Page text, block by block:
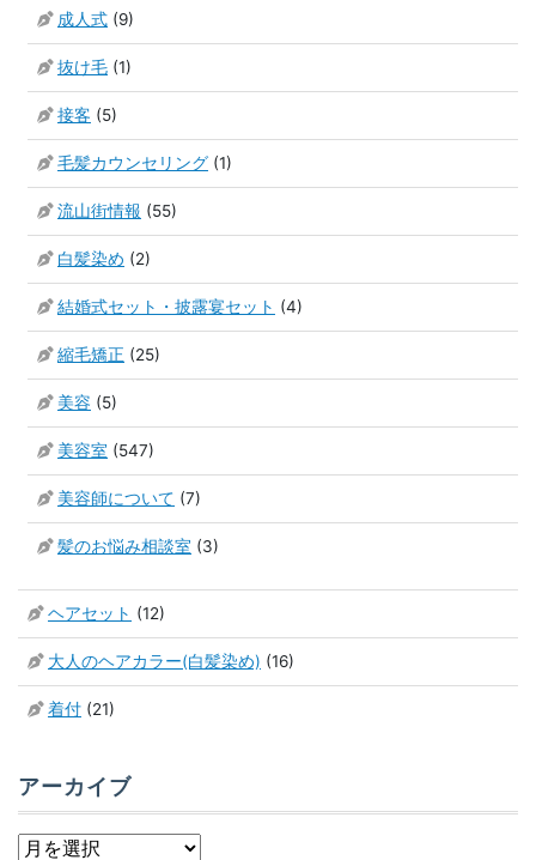
成人式 (9)
抜け毛 (1)
接客 (5)
毛髪カウンセリング (1)
流山街情報 (55)
白髪染め (2)
結婚式セット・披露宴セット (4)
縮毛矯正 (25)
美容 (5)
美容室 (547)
美容師について (7)
髪のお悩み相談室 (3)
ヘアセット (12)
大人のヘアカラー(白髪染め) (16)
着付 (21)
アーカイブ
ア